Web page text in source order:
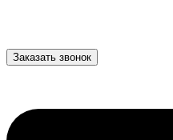
Заказать звонок